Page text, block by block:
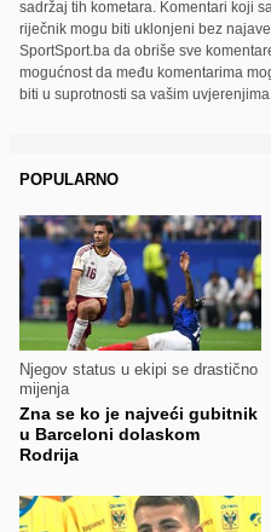
sadržaj tih kometara. Komentari koji
riječnik mogu biti uklonjeni bez
SportSport.ba da obriše sve
mogućnost da među komentarima
biti u suprotnosti sa vašim uvjerenjima.
POPULARNO
Njegov status u ekipi se drastično
mijenja
Zna se ko je najveći gubitnik
u Barceloni dolaskom
Rodrija